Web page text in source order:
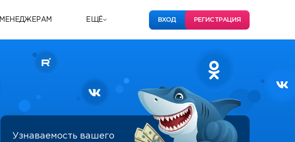
МЕНЕДЖЕРАМ ЕЩЁ ВХОД РЕГИСТРАЦИЯ
Узнаваемость вашего